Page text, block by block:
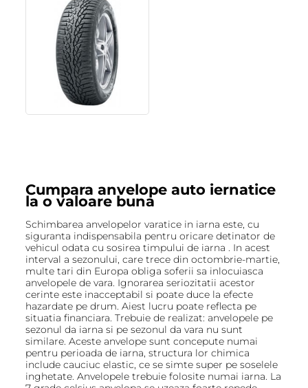
Cumpara anvelope auto iernatice
la o valoare buna
Schimbarea anvelopelor varatice in iarna este, cu
siguranta indispensabila pentru oricare detinator de
vehicul odata cu sosirea timpului de iarna . In acest
interval a sezonului, care trece din octombrie-martie,
multe tari din Europa obliga soferii sa inlocuiasca
anvelopele de vara. Ignorarea seriozitatii acestor
cerinte este inacceptabil si poate duce la efecte
hazardate pe drum. Aiest lucru poate reflecta pe
situatia financiara. Trebuie de realizat: anvelopele pe
sezonul da iarna si pe sezonul da vara nu sunt
similare. Aceste anvelope sunt concepute numai
pentru perioada de iarna, structura lor chimica
include cauciuc elastic, ce se simte super pe soselele
inghetate. Anvelopele trebuie folosite numai iarna. La